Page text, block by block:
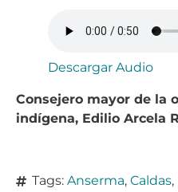
Descargar Audio
Consejero mayor de la
indígena, Edilio Arcela
Tags: Anserma, Caldas,